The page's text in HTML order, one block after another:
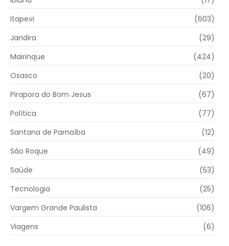
Itapevi
(603)
Jandira
(29)
Mairinque
(424)
Osasco
(20)
Pirapora do Bom Jesus
(67)
Política
(77)
Santana de Parnaíba
(12)
São Roque
(49)
Saúde
(53)
Tecnologia
(25)
Vargem Grande Paulista
(106)
Viagens
(6)